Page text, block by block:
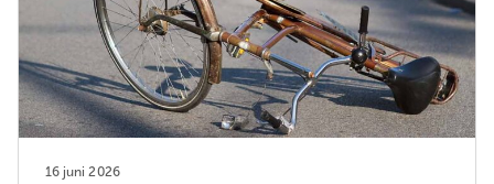
16 juni 2026